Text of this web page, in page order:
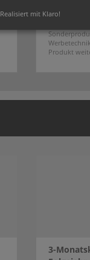
Produkt
3-
Realisiert mit Klaro!